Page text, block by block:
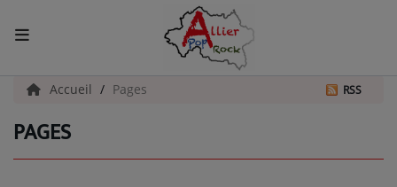
ACCUEIL
Actualités
Accueil Pages RSS
PAGES